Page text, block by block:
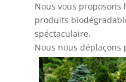
Nous vous
produits
spéctaculaire.
Nous nous